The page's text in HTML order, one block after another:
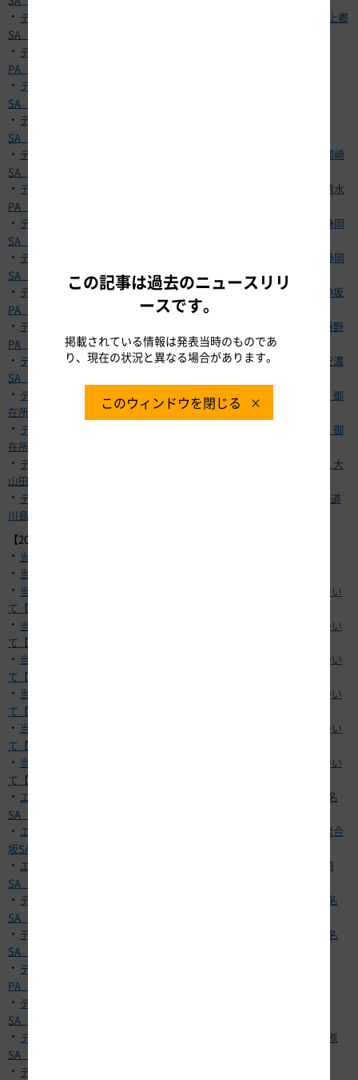
・ テナント従業員の新型コロナウイルス感染について【E1 東名 豊田上郷
SA（上り）】
・ テナント従業員の新型コロナウイルス感染について【E1 名神 伊吹
PA（下り）】
・ テナント従業員の新型コロナウイルス感染について【E1 名神 多賀
SA（下り）】
・ テナント従業員の新型コロナウイルス感染について【E1 名神 養老
SA（下り）】
・ テナント従業員の新型コロナウイルス感染について【E1A 新東名 岡崎
SA（上下集約）】
・ テナント従業員の新型コロナウイルス感染について【E1A 新東名 清水
PA（上下集約）】
・ テナント従業員の新型コロナウイルス感染について【E1A 新東名 静岡
SA（下り）】
・ テナント従業員の新型コロナウイルス感染について【E1A 新東名 静岡
SA（上り）】
・ テナント従業員の新型コロナウイルス感染について【E19 中央道 神坂
PA（上り）】
・ テナント従業員の新型コロナウイルス感染について【E20 中央道 藤野
PA（上り）】
・ テナント従業員の新型コロナウイルス感染について【E23 伊勢道 安濃
SA（上り）】
・ テナント従業員の新型コロナウイルス感染について【E23 東名阪道 御
在所SA（下り）】
・ テナント従業員の新型コロナウイルス感染について【E23 東名阪道 御
在所SA（上り）】
・ テナント従業員の新型コロナウイルス感染について【E23 東名阪道 大
山田PA（下り）】
・ テナント従業員の新型コロナウイルス感染について【E41 東海北陸道
川島PA（下り）】
【2022年8月2日】
・ 当社社員などの新型コロナウイルス感染について
・ 当社グループ会社社員などの新型コロナウイルス感染について
・ 当社グループ会社料金収受スタッフの新型コロナウイルス感染につい
て【C2 名二環 大治南料金所】
・ 当社グループ会社料金収受スタッフの新型コロナウイルス感染につい
て【C3 東海環状道 大野神戸料金所】
・ 当社グループ会社料金収受スタッフの新型コロナウイルス感染につい
て【E1 東名 東名三好料金所】
・ 当社グループ会社料金収受スタッフの新型コロナウイルス感染につい
て【E8 北陸道 富山西料金所】
・ 当社グループ会社料金収受スタッフの新型コロナウイルス感染につい
て【E8 北陸道 米原料金所】
・ 当社グループ会社料金収受スタッフの新型コロナウイルス感染につい
て【E20 中央道 甲府昭和料金所】
・ エリアキャストの新型コロナウイルス感染について【E1 東名 海老名
SA（上下）】
・ エリアキャストの新型コロナウイルス感染について【E20 中央道 談合
坂SA（下り）】
・ エリア従業員の新型コロナウイルス感染について【E1A 新東名 岡崎
SA（上下集約）】
・ テナント従業員の新型コロナウイルス感染について【E1 東名 海老名
SA（下り）】
・ テナント従業員の新型コロナウイルス感染について【E1 東名 海老名
SA（上り）】
・ テナント従業員の新型コロナウイルス感染について【E1 東名 港北
PA（下り）】
・ テナント従業員の新型コロナウイルス感染について【E1 東名 足柄
SA（上り）】
・ テナント従業員の新型コロナウイルス感染について【E1 東名 牧之原
SA（上り）】
・ テナント従業員の新型コロナウイルス感染について【E1 名神 養老
この記事は過去のニュースリリ
ースです。
掲載されている情報は発表当時のものであ
り、現在の状況と異なる場合があります。
このウィンドウを閉じる